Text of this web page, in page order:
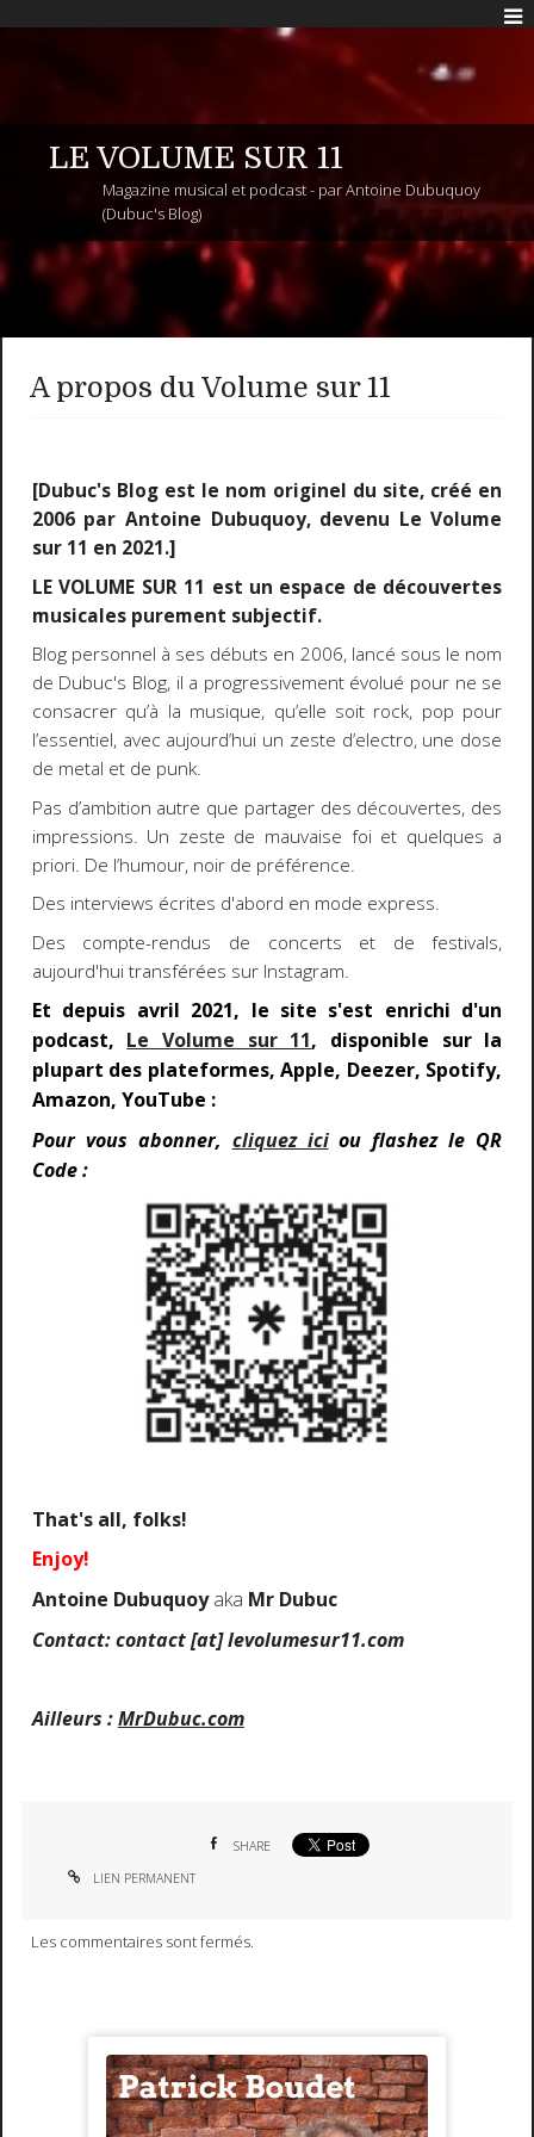
LE VOLUME SUR 11
Magazine musical et podcast - par Antoine Dubuquoy
(Dubuc's Blog)
A propos du Volume sur 11
[Dubuc's Blog est le nom originel du site, créé en
2006 par Antoine Dubuquoy, devenu Le Volume
sur 11 en 2021.]
LE VOLUME SUR 11 est un espace de découvertes
musicales purement subjectif.
Blog personnel à ses débuts en 2006, lancé sous le nom
de Dubuc's Blog, il a progressivement évolué pour ne se
consacrer qu’à la musique, qu’elle soit rock, pop pour
l’essentiel, avec aujourd’hui un zeste d’electro, une dose
de metal et de punk.
Pas d’ambition autre que partager des découvertes, des
impressions. Un zeste de mauvaise foi et quelques a
priori. De l’humour, noir de préférence.
Des interviews écrites d'abord en mode express.
Des compte-rendus de concerts et de festivals,
aujourd'hui transférées sur Instagram.
Et depuis avril 2021, le site s'est enrichi d'un
podcast, Le Volume sur 11, disponible sur la
plupart des plateformes,Apple, Deezer, Spotify,
Amazon, YouTube :
Pour vous abonner, cliquez iciou flashez le QR
Code :
That's all, folks!
Enjoy!
Antoine Dubuquoyaka Mr Dubuc
Contact: contact [at] levolumesur11.com
Ailleurs :MrDubuc.com
SHARE
LIEN PERMANENT
Les commentaires sont fermés.